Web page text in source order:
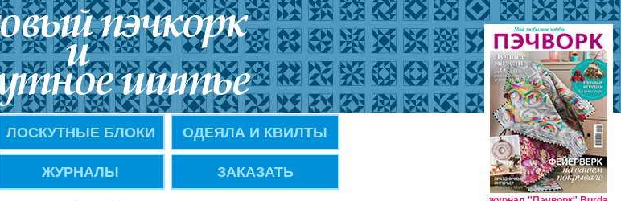
ЛОСКУТНЫЕ БЛОКИ
ОДЕЯЛА И КВИЛТЫ
ЖУРНАЛЫ ЗАКАЗАТЬ